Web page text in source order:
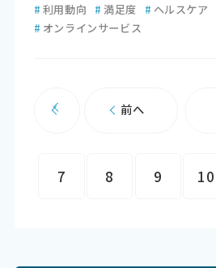
# 利用動向 # 満足度 # ヘルスケア
# オンラインサービス
前へ
7 8 9 10